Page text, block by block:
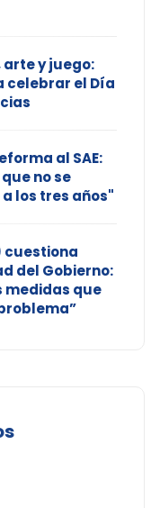
y juego:
celebrar el Día
al SAE:
no se
los tres años"
cuestiona
del Gobierno:
medidas que